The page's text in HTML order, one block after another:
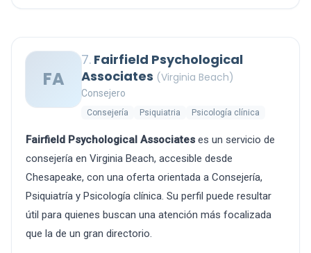
FA
7. Fairfield Psychological
Associates (Virginia Beach)
Consejero
Consejería Psiquiatria Psicología clínica
Fairfield Psychological Associates es un servicio de
consejería en Virginia Beach, accesible desde
Chesapeake, con una oferta orientada a Consejería,
Psiquiatría y Psicología clínica. Su perfil puede resultar
útil para quienes buscan una atención más focalizada
que la de un gran directorio.